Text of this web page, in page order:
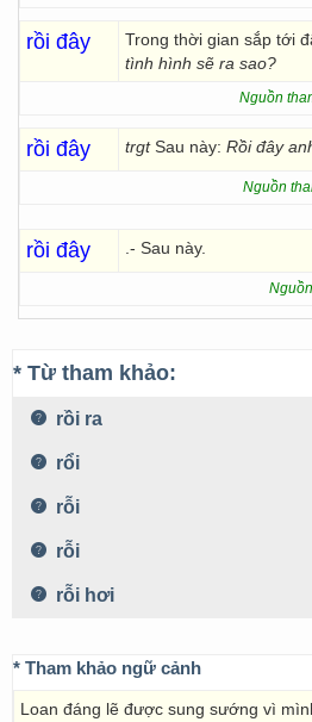
rồi đây Trong thời gian sắp tới
tình hình sẽ ra sao?
Nguồn
rồi đây trgtSau này: Rồi đây
Nguồn
rồi đây .- Sau này.
* Từ tham khảo:
rồi ra
rổi
rỗi
rỗi
rỗi hơi
* Tham khảo ngữ cảnh
Loan đáng lẽ được sung sướng vì